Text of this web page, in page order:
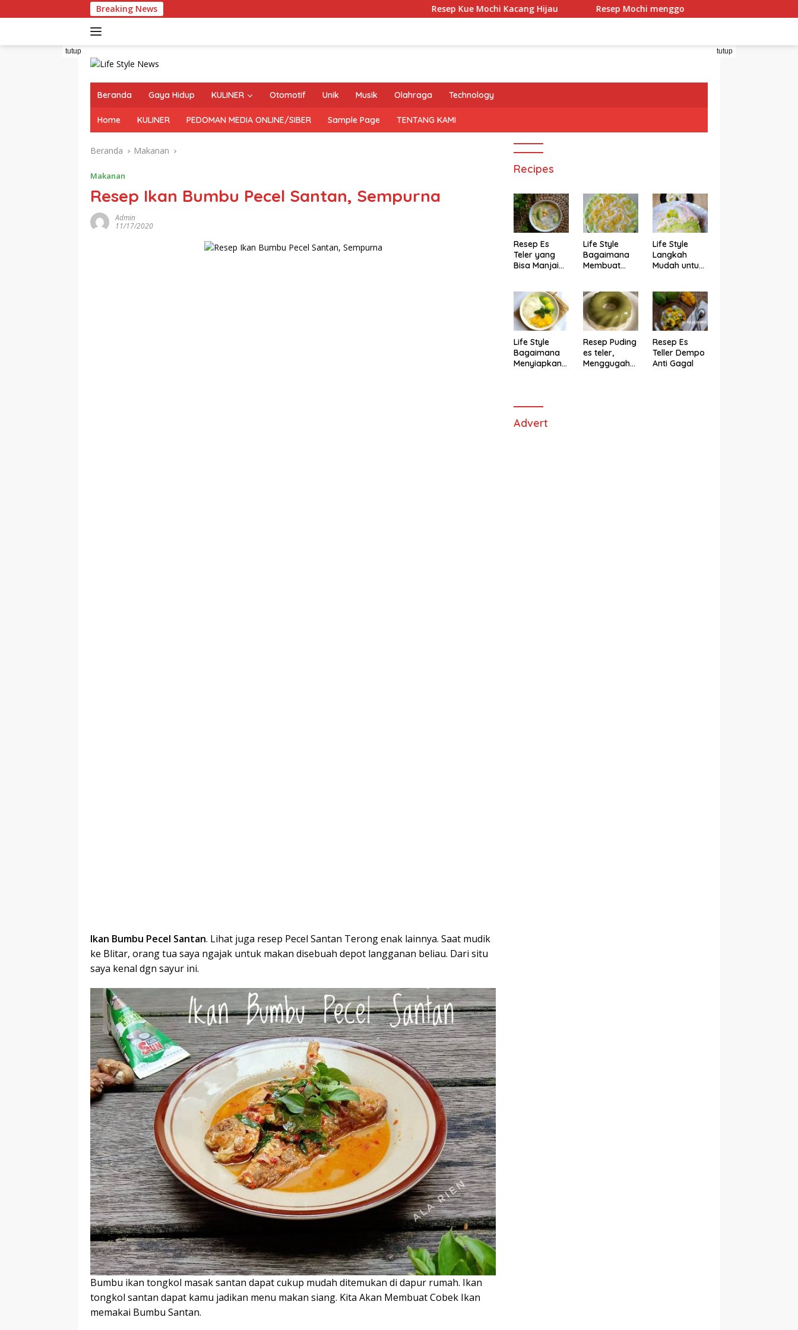
ke
Breaking News Resep Kue Mochi Kacang Hijau Resep Mochi menggo
tutup tutup
Beranda Gaya Hidup KULINER Otomotif Unik Musik Olahraga Technology
Home KULINER PEDOMAN MEDIA ONLINE/SIBER Sample Page TENTANG KAMI
Beranda Makanan
Makanan
Resep Ikan Bumbu Pecel Santan, Sempurna
Admin
11/17/2020
Ikan Bumbu Pecel Santan. Lihat juga resep Pecel Santan Terong enak lainnya. Saat mudik
ke Blitar, orang tua saya ngajak untuk makan disebuah depot langganan beliau. Dari situ
saya kenal dgn sayur ini.
Bumbu ikan tongkol masak santan dapat cukup mudah ditemukan di dapur rumah. Ikan
tongkol santan dapat kamu jadikan menu makan siang. Kita Akan Membuat Cobek Ikan
memakai Bumbu Santan.
Recipes
Resep Es
Teler yang
Bisa Manjain
Life Style
Bagaimana
Membuat
Life Style
Langkah
Mudah untuk
Alpukat
Magicom,
Enak Banget
Life Style
Bagaimana
Menyiapkan
Selera
Resep Puding
es teler,
Menggugah
Resep Es
Teller Dempo
Anti Gagal
Advert